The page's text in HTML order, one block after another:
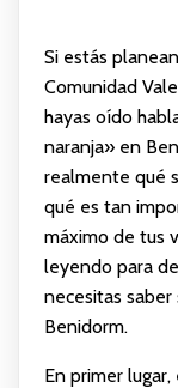
Si estás
Comunidad
hayas oído
naranja» en
realmente qué
qué es tan
máximo de tus
leyendo para
necesitas
Benidorm.
En primer